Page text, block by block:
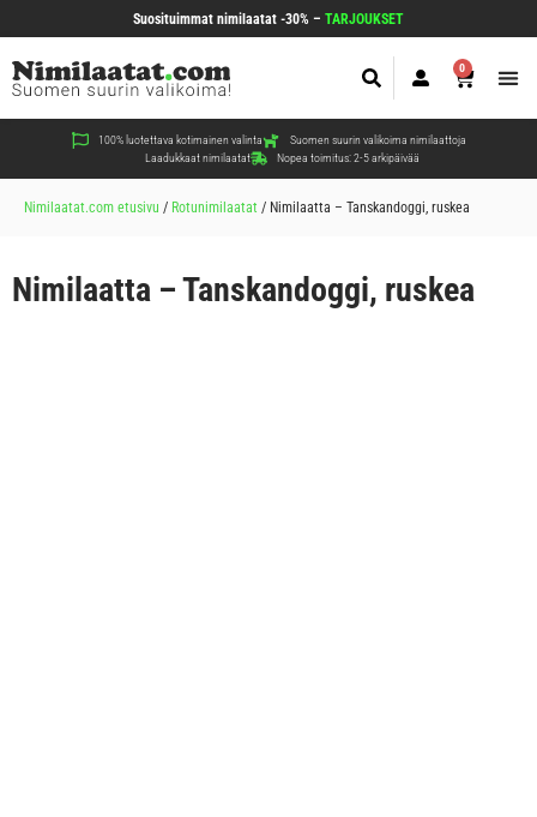
Suosituimmat nimilaatat -30% – TARJOUKSET
0
100% luotettava kotimainen valinta
Suomen suurin valikoima nimilaattoja
Laadukkaat nimilaatat
Nopea toimitus: 2-5 arkipäivää
Nimilaatat.com etusivu / Rotunimilaatat / Nimilaatta – Tanskandoggi, ruskea
Nimilaatta – Tanskandoggi, ruskea